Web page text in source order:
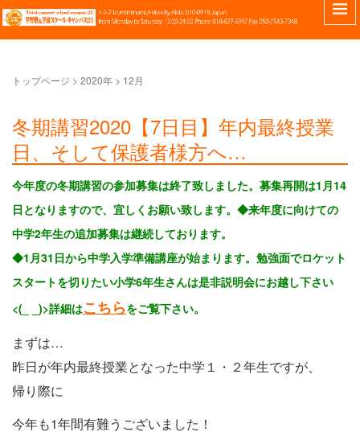
トップページ > 2020年 > 12月
冬期講習2020【7日目】年内最終授業
日、そして保護者様方へ…
今年度の冬期講習の参加募集は終了致しました。募集再開は1月14
日となりますので、宜しくお願い致します。 ◆来年度に向けての
中学2年生の追加募集は継続しております。
◆1月31日から中学入学準備講座が始まります。勉強面でロケット
スタートを切りたい小学6年生さんは是非説明会にお越し下さい
<(_ _)>詳細はこちらをご覧下さい。
まずは…
昨日が年内最終授業となった中学１・２年生ですが、
帰り際に
今年も1年間有難うございました！